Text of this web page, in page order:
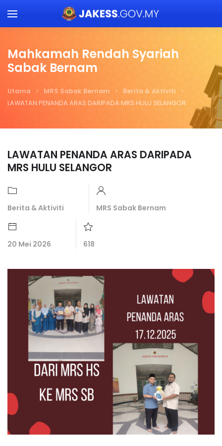
Skip to main content
Mahkamah Rendah Syariah
Sabak Bernam
Utama MRS Sabak Bernam
Berita & Aktiviti
LAWATAN PENANDA ARAS DARIPADA MRS HULU SELANGOR
LAWATAN PENANDA ARAS DARIPADA
MRS HULU SELANGOR
Berita & Aktiviti MRS Sabak Bernam
20 Mei 2026 618